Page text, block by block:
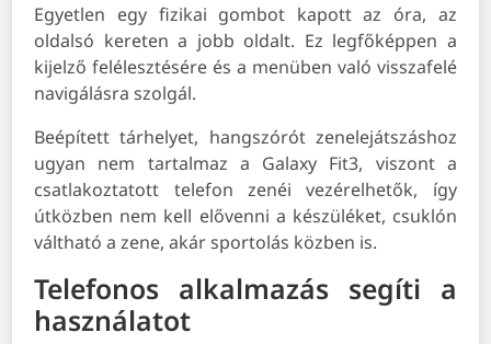
Egyetlen egy fizikai gombot kapott az óra, az
oldalsó kereten a jobb oldalt. Ez legfőképpen a
kijelző felélesztésére és a menüben való visszafelé
navigálásra szolgál.
Beépített tárhelyet, hangszórót zenelejátszáshoz
ugyan nem tartalmaz a Galaxy Fit3, viszont a
csatlakoztatott telefon zenéi vezérelhetők, így
útközben nem kell elővenni a készüléket, csuklón
váltható a zene, akár sportolás közben is.
Telefonos alkalmazás segíti a
használatot